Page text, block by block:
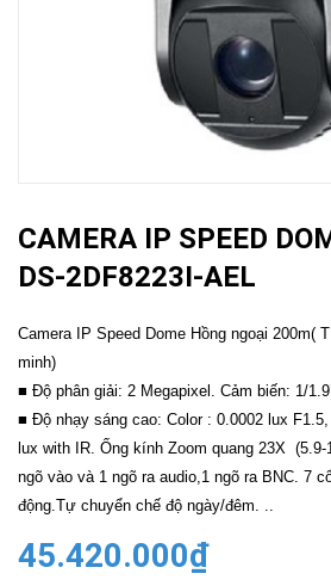
CAMERA IP SPEED
DS-2DF8223I-AEL
Camera IP Speed Dome Hồng ngoại 200m(
minh)
■ Độ phân giải: 2 Megapixel. Cảm biến: 1/
■ Độ nhạy sáng cao: Color : 0.0002 lux
lux with IR. Ống kính Zoom quang 23X
ngõ vào và 1 ngõ ra audio,1 ngõ ra BNC. 7
động.Tự chuyển chế độ ngày/đêm. ..
45.420.000₫